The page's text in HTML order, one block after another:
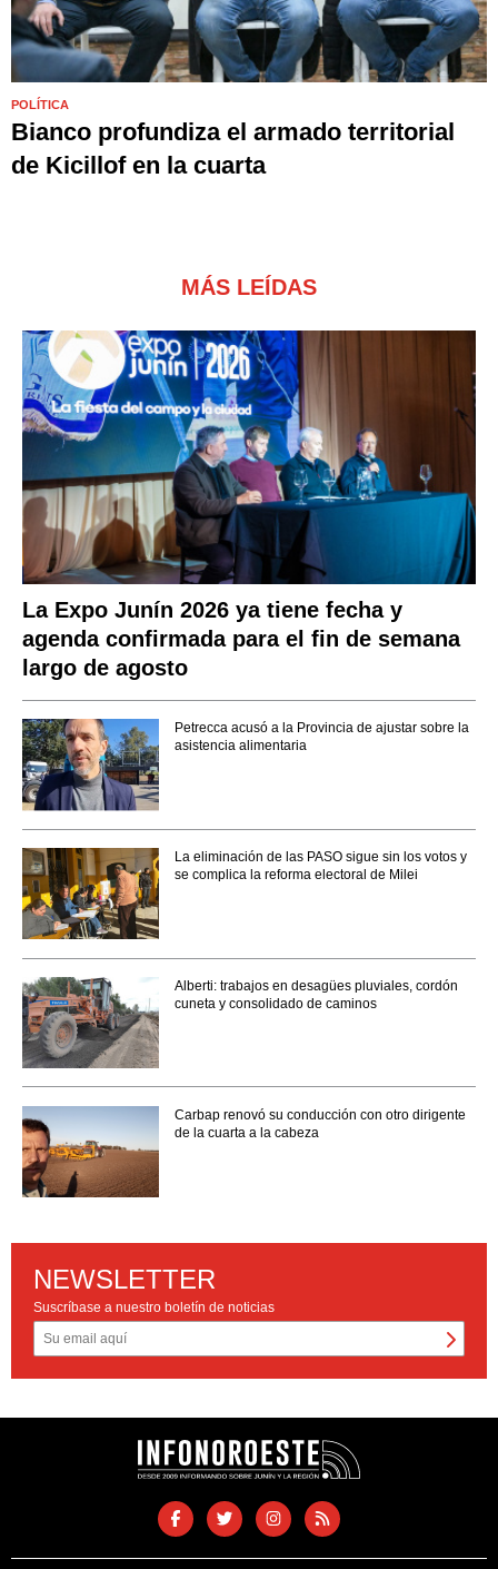
POLÍTICA
Bianco profundiza el armado territorial
de Kicillof en la cuarta
MÁS LEÍDAS
La Expo Junín 2026 ya tiene fecha y
agenda confirmada para el fin de semana
largo de agosto
Petrecca acusó a la Provincia de ajustar sobre la
asistencia alimentaria
La eliminación de las PASO sigue sin los votos y
se complica la reforma electoral de Milei
Alberti: trabajos en desagües pluviales, cordón
cuneta y consolidado de caminos
Carbap renovó su conducción con otro dirigente
de la cuarta a la cabeza
NEWSLETTER
Suscríbase a nuestro boletín de noticias